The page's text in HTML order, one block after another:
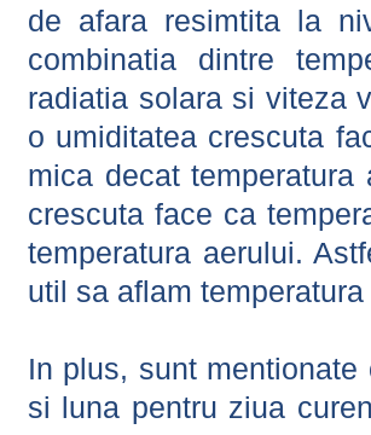
de afara resimtita la
combinatia dintre
radiatia solara si viteza
o umiditatea crescuta
mica decat
crescuta face ca
temperatura aerului.
util sa aflam
In plus, sunt
si luna pentru ziua